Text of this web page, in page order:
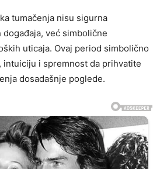
tumačenja nisu sigurna
već simbolične
uticaja. Ovaj period simbolično
intuiciju i spremnost da prihvatite
dosadašnje poglede.